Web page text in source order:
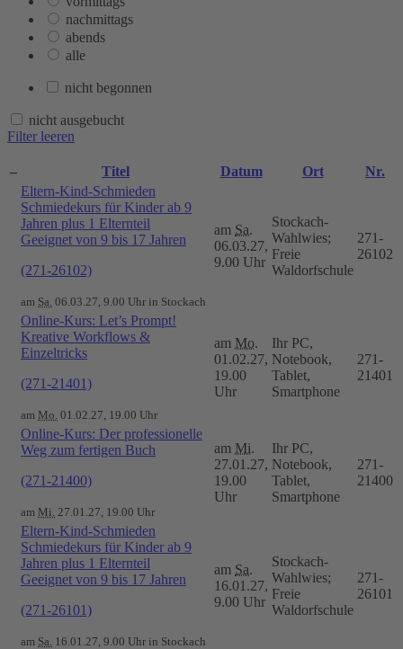
nachmittags
abends
alle
nicht begonnen
nicht ausgebucht
Filter leeren
– Titel Datum Ort
Nr.
Eltern-Kind-Schmieden
Schmiedekurs für Kinder ab 9
Jahren plus 1 Elternteil
Geeignet von 9 bis 17 Jahren
(271-26102)
am Sa. 06.03.27, 9.00 Uhr in Stockach
am Sa.
06.03.27,
9.00 Uhr
Stockach-
Wahlwies;
Freie
Waldorfschule
271-
26102
Online-Kurs: Let’s Prompt!
Kreative Workflows &
Einzeltricks
(271-21401)
am Mo. 01.02.27, 19.00 Uhr
am Mo.
01.02.27,
19.00
Uhr
Ihr PC,
Notebook,
Tablet,
Smartphone
271-
21401
Online-Kurs: Der professionelle
Weg zum fertigen Buch
(271-21400)
am Mi. 27.01.27, 19.00 Uhr
am Mi.
27.01.27,
19.00
Uhr
Ihr PC,
Notebook,
Tablet,
Smartphone
271-
21400
Eltern-Kind-Schmieden
Schmiedekurs für Kinder ab 9
Jahren plus 1 Elternteil
Geeignet von 9 bis 17 Jahren
(271-26101)
am Sa. 16.01.27, 9.00 Uhr in Stockach
am Sa.
16.01.27,
9.00 Uhr
Stockach-
Wahlwies;
Freie
Waldorfschule
271-
26101